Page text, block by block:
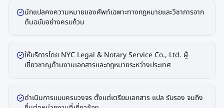
นักแปลคงความหมายของศัพท์เฉพาะทางกฎหมายและวิชาการจาก
ต้นฉบับอย่างครบถ้วน
ให้บริการโดย NYC Legal & Notary Service Co., Ltd. ผู้
เชี่ยวชาญด้านงานเอกสารและกฎหมายระหว่างประเทศ
ดำเนินการแบบครบวงจร ตั้งแต่เตรียมเอกสาร แปล รับรอง จนถึง